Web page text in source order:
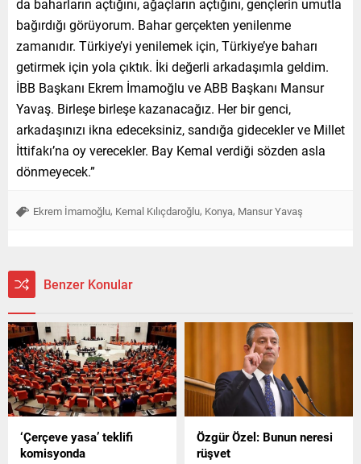
bağırdığı görüyorum. Bahar gerçekten yenilenme
zamanıdır. Türkiye’yi yenilemek için, Türkiye’ye baharı
getirmek için yola çıktık. İki değerli arkadaşımla geldim.
İBB Başkanı Ekrem İmamoğlu ve ABB Başkanı Mansur
Yavaş. Birleşe birleşe kazanacağız. Her bir genci,
arkadaşınızı ikna edeceksiniz, sandığa gidecekler ve Millet
İttifakı’na oy verecekler. Bay Kemal verdiği sözden asla
dönmeyecek.”
Ekrem İmamoğlu, Kemal Kılıçdaroğlu, Konya, Mansur Yavaş
Benzer Konular
‘Çerçeve yasa’ teklifi
komisyonda
Özgür Özel: Bunun neresi
rüşvet